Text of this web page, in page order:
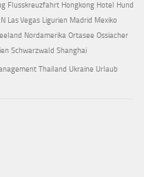
Flusskreuzfahrt Hongkong Hotel
Hund
Las Vegas Ligurien Madrid Mexiko
Nordamerika Ortasee Ossiacher
Schwarzwald Shanghai
Thailand Ukraine Urlaub